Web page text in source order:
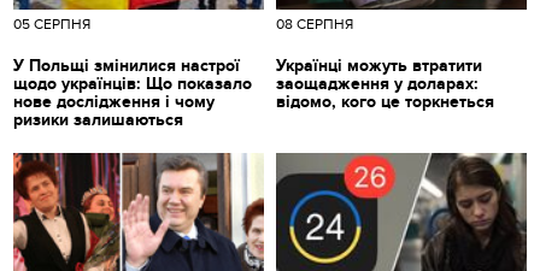
05 СЕРПНЯ
У Польщі змінилися настрої
щодо українців: Що показало
нове дослідження і чому
ризики залишаються
08 СЕРПНЯ
Українці можуть втратити
заощадження у доларах:
відомо, кого це торкнеться